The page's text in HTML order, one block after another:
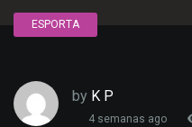
ESPORTA
by K P
4 semanas ago